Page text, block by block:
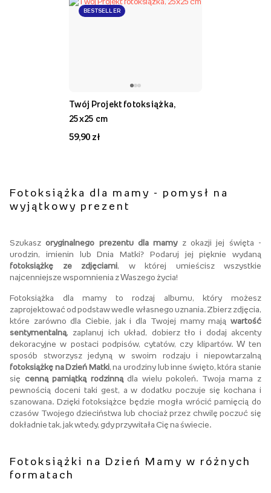
BESTSELLER
Twój Projekt fotoksiążka,
25x25 cm
59,90 zł
Fotoksiążka dla mamy - pomysł na
wyjątkowy prezent
Szukaszoryginalnego prezentu dla mamyz okazji jej święta -
urodzin, imienin lub Dnia Matki? Podaruj jej pięknie wydaną
fotoksiążkę ze zdjęciami, w której umieścisz wszystkie
najcenniejsze wspomnienia z Waszego życia!
Fotoksiążka dla mamy to rodzaj albumu, który możesz
zaprojektować od podstaw wedle własnego uznania. Zbierz zdjęcia,
które zarówno dla Ciebie, jak i dla Twojej mamy mają wartość
sentymentalną , zaplanuj ich układ, dobierz tło i dodaj akcenty
dekoracyjne w postaci podpisów, cytatów, czy klipartów. W ten
sposób stworzysz jedyną w swoim rodzaju i niepowtarzalną
fotoksiążkę na Dzień Matki, na urodziny lub inne święto, która stanie
się cenną pamiątką rodzinnądla wielu pokoleń. Twoja mama z
pewnością doceni taki gest, a w dodatku poczuje się kochana i
szanowana. Dzięki fotoksiążce będzie mogła wrócić pamięcią do
czasów Twojego dzieciństwa lub chociaż przez chwilę poczuć się
dokładnie tak, jak wtedy, gdy przywitała Cię na świecie.
Fotoksiążki na Dzień Mamy w różnych
formatach